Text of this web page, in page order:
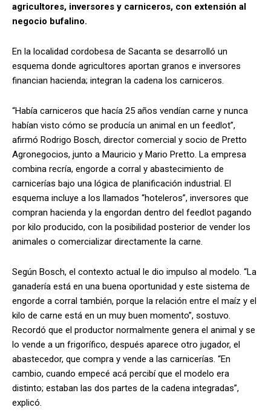
agricultores, inversores y carniceros, con extensión al
negocio bufalino.
En la localidad cordobesa de Sacanta se desarrolló un
esquema donde agricultores aportan granos e inversores
financian hacienda; integran la cadena los carniceros.
“Había carniceros que hacía 25 años vendían carne y nunca
habían visto cómo se producía un animal en un feedlot”,
afirmó Rodrigo Bosch, director comercial y socio de Pretto
Agronegocios, junto a Mauricio y Mario Pretto. La empresa
combina recría, engorde a corral y abastecimiento de
carnicerías bajo una lógica de planificación industrial. El
esquema incluye a los llamados “hoteleros”, inversores que
compran hacienda y la engordan dentro del feedlot pagando
por kilo producido, con la posibilidad posterior de vender los
animales o comercializar directamente la carne.
Según Bosch, el contexto actual le dio impulso al modelo. “La
ganadería está en una buena oportunidad y este sistema de
engorde a corral también, porque la relación entre el maíz y el
kilo de carne está en un muy buen momento”, sostuvo.
Recordó que el productor normalmente genera el animal y se
lo vende a un frigorífico, después aparece otro jugador, el
abastecedor, que compra y vende a las carnicerías. “En
cambio, cuando empecé acá percibí que el modelo era
distinto; estaban las dos partes de la cadena integradas”,
explicó.